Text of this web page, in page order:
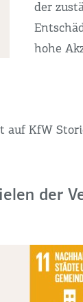
der
hohe
auf KfW
der